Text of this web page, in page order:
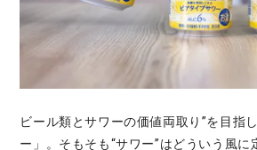
ビール類とサワーの価値両取り”を目指
ー」。そもそも“サワー”はどういう風に